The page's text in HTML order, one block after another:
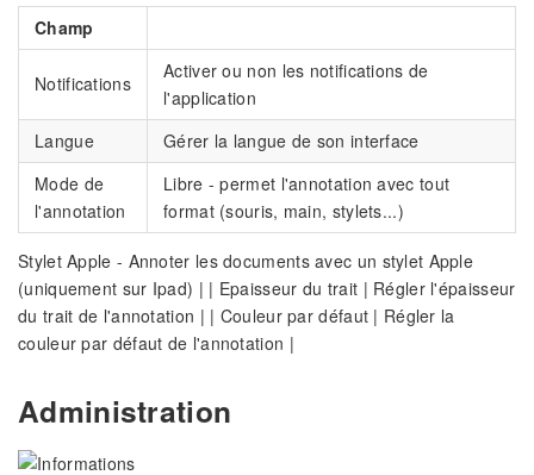
Champ
Notifications
Activer ou non les notifications de
l'application
Langue
Gérer la langue de son interface
Mode de
l'annotation
Libre - permet l'annotation avec tout
format (souris, main, stylets...)
Stylet Apple - Annoter les documents avec un stylet Apple
(uniquement sur Ipad) | | Epaisseur du trait | Régler l'épaisseur
du trait de l'annotation | | Couleur par défaut | Régler la
couleur par défaut de l'annotation |
Administration